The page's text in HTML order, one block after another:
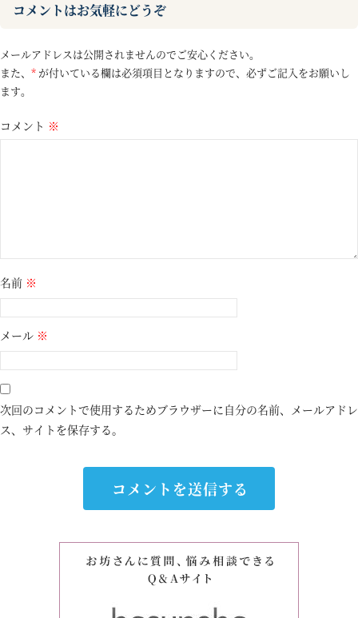
コメントはお気軽にどうぞ
メールアドレスは公開されませんのでご安心ください。
また、 * が付いている欄は必須項目となりますので、必ずご記入をお願いし
ます。
コメント ※
名前 ※
メール ※
次回のコメントで使用するためブラウザーに自分の名前、メールアドレ
ス、サイトを保存する。